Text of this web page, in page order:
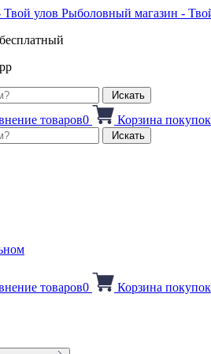
Рыболовный магазин -
Искать
товаров0 Корзина покупок
Искать
товаров0 Корзина покупок